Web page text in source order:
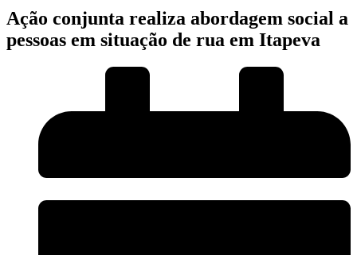
Ação conjunta realiza abordagem social a
pessoas em situação de rua em Itapeva